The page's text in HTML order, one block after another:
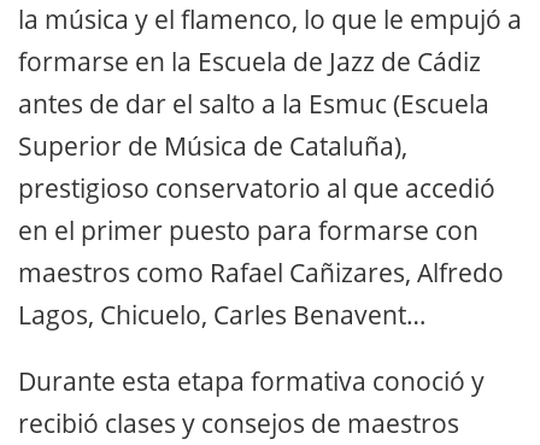
la música y el flamenco, lo que le empujó a
formarse en la Escuela de Jazz de Cádiz
antes de dar el salto a la Esmuc (Escuela
Superior de Música de Cataluña),
prestigioso conservatorio al que accedió
en el primer puesto para formarse con
maestros como Rafael Cañizares, Alfredo
Lagos, Chicuelo, Carles Benavent…
Durante esta etapa formativa conoció y
recibió clases y consejos de maestros